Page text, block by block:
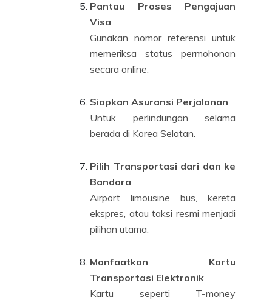
Pantau Proses Pengajuan
Visa
Gunakan nomor referensi untuk
memeriksa status permohonan
secara online.
Siapkan Asuransi Perjalanan
Untuk perlindungan selama
berada di Korea Selatan.
Pilih Transportasi dari dan ke
Bandara
Airport limousine bus, kereta
ekspres, atau taksi resmi menjadi
pilihan utama.
Manfaatkan Kartu
Transportasi Elektronik
Kartu seperti T-money